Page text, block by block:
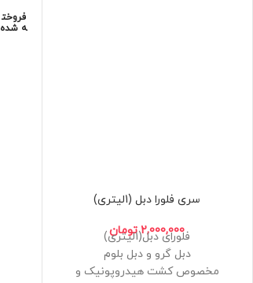
سری فلورا دبل (1لیتری)
2,000,000 تومانفلورای دبل(1لیتری)
دبل گرو و دبل بلوم
مخصوص کشت هیدروپونیک و
فروخت
ه شده